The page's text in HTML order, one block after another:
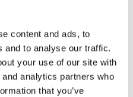
content and ads, to
and to analyse our traffic.
your use of our site with
analytics partners who
that you’ve
evästeitä
videon.